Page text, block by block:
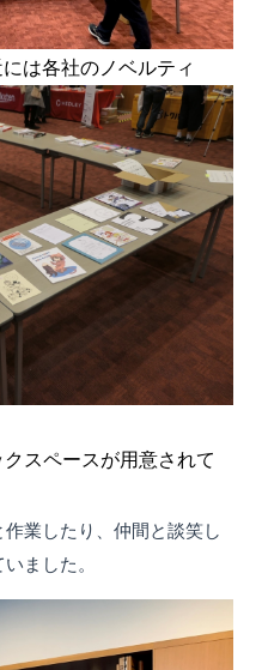
は各社のノベルティ
スペースが用意されて
業したり、仲間と談笑し
ました。